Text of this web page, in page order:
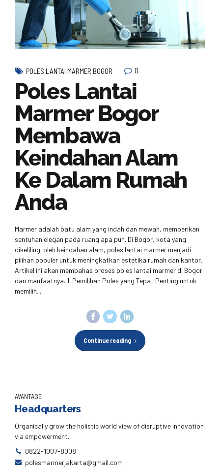
POLES LANTAI MARMER BOGOR 0
Poles Lantai
Marmer Bogor
Membawa
Keindahan Alam
Ke Dalam Rumah
Anda
Marmer adalah batu alam yang indah dan mewah, memberikan
sentuhan elegan pada ruang apa pun. Di Bogor, kota yang
dikelilingi oleh keindahan alam, poles lantai marmer menjadi
pilihan populer untuk meningkatkan estetika rumah dan kantor.
Artikel ini akan membahas proses poles lantai marmer di Bogor
dan manfaatnya. 1. Pemilihan Poles yang Tepat Penting untuk
memilih...
Continue reading
AVANTAGE
Headquarters
Organically grow the holistic world view of disruptive innovation
via empowerment.
0822-1007-8008
polesmarmerjakarta@gmail.com